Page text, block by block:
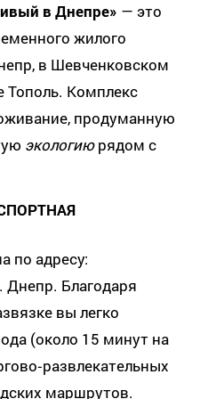
в Днепре» — это
жилого
в Шевченковском
Тополь. Комплекс
продуманную
экологиюрядом с
по адресу:
Днепр. Благодаря
вы легко
(около 15 минут на
маршрутов.